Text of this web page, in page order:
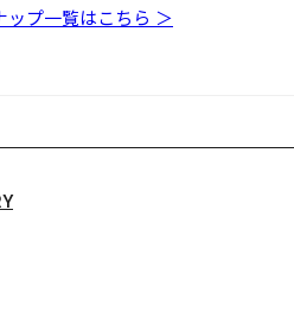
ップ一覧はこちら ＞